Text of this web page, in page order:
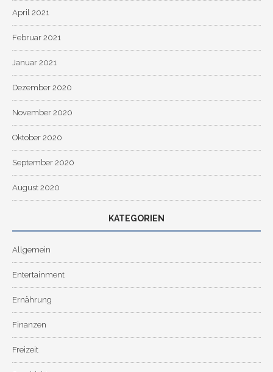
April 2021
Februar 2021
Januar 2021
Dezember 2020
November 2020
Oktober 2020
September 2020
August 2020
KATEGORIEN
Allgemein
Entertainment
Ernährung
Finanzen
Freizeit